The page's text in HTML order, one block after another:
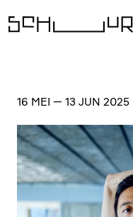
16 MEI — 13 JUN 2025